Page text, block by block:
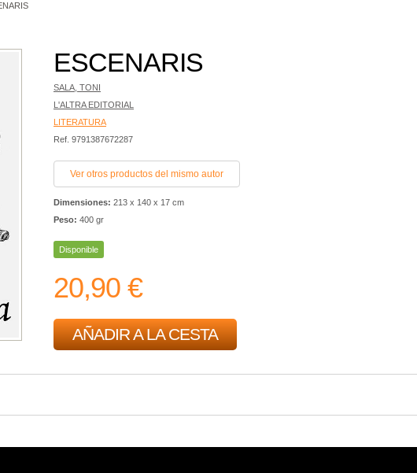
ESCENARIS
SALA, TONI
L'ALTRA EDITORIAL
LITERATURA
Ref. 9791387672287
Ver otros productos del mismo autor
Dimensiones: 213 x 140 x 17 cm
Peso: 400 gr
Disponible
20,90 €
AÑADIR A LA CESTA